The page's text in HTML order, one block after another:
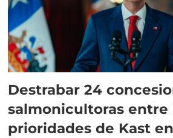
Destrabar 24
salmonicultoras entre
prioridades de Kast